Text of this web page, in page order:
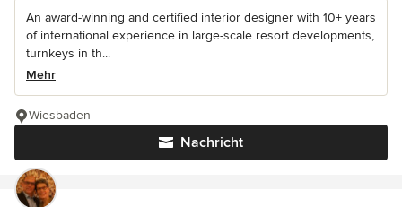
An award-winning and certified interior designer with 10+ years
of international experience in large-scale resort developments,
turnkeys in th...
Mehr
Nachricht
Wiesbaden